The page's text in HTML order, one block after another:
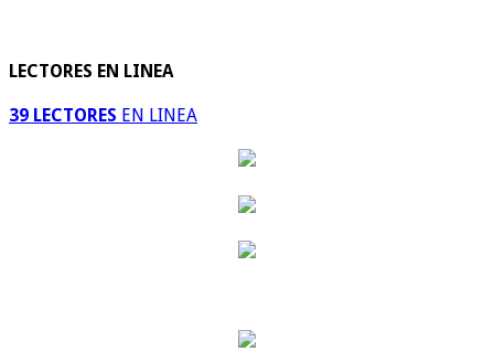
LECTORES EN LINEA
39 LECTORES EN LINEA